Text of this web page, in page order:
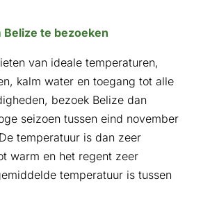
Belize te bezoeken
van ideale temperaturen,
kalm water en toegang tot alle
bezoek Belize dan
seizoen tussen eind november
temperatuur is dan zeer
warm en het regent zeer
temperatuur is tussen